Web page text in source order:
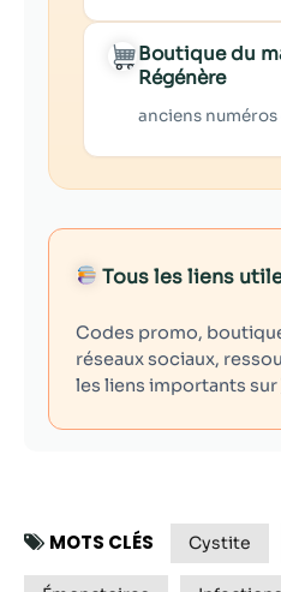
Boutique du
Régénère
anciens
Tous les liens
Codes promo,
réseaux sociaux,
les liens importants sur
MOTS CLÉS Cystite